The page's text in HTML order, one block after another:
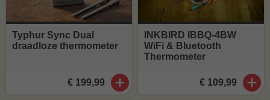
Typhur Sync Dual
draadloze thermometer
€ 199,99
INKBIRD IBBQ-4BW
WiFi & Bluetooth
Thermometer
€ 109,99